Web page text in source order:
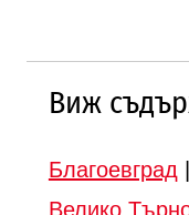
Виж
Благоевград
Велико